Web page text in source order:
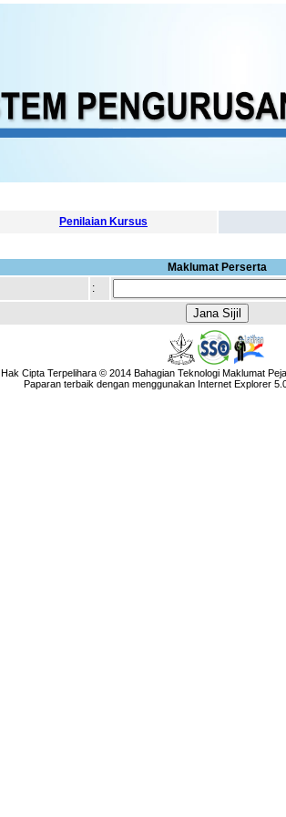
Penilaian Kursus
Maklumat Perserta
:
Hak Cipta Terpelihara © 2014 Bahagian Teknologi Maklumat
Paparan terbaik dengan menggunakan Internet Explorer